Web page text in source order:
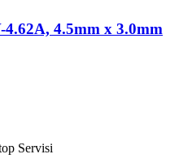
4.5mm x 3.0mm
Servisi